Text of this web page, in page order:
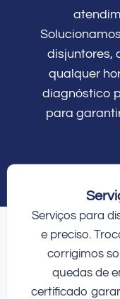
disjuntores,
qualquer
diagnóstico
para
Serviços para
e preciso.
corrigimos
quedas de
certificado